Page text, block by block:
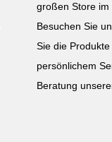
großen Store im
Besuchen Sie
Sie die
persönlichem
Beratung